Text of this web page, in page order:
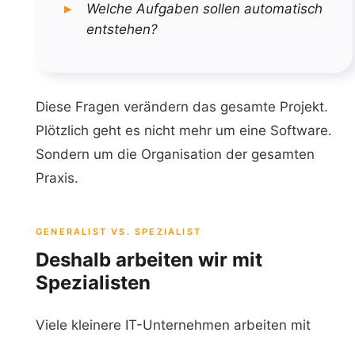
Welche Aufgaben sollen automatisch
entstehen?
Diese Fragen verändern das gesamte Projekt.
Plötzlich geht es nicht mehr um eine Software.
Sondern um die Organisation der gesamten
Praxis.
GENERALIST VS. SPEZIALIST
Deshalb arbeiten wir mit
Spezialisten
Viele kleinere IT-Unternehmen arbeiten mit